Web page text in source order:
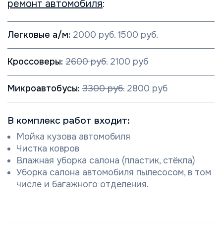
ремонт автомобиля:
Легковые а/м: 2000 руб. 1500 руб.
Кроссоверы: 2600 руб. 2100 руб
Микроавтобусы: 3300 руб. 2800 руб
В комплекс работ входит:
Мойка кузова автомобиля
Чистка ковров
Влажная уборка салона (пластик, стёкла)
Уборка салона автомобиля пылесосом, в том
числе и багажного отделения.